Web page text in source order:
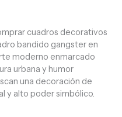
cuadros decorativos
bandido gangster en
moderno enmarcado
urbana y humor
una decoración de
y alto poder simbólico.